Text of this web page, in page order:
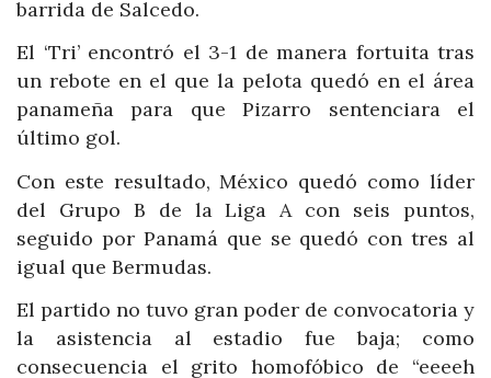
barrida de Salcedo.
El ‘Tri’ encontró el 3-1 de manera fortuita tras
un rebote en el que la pelota quedó en el área
panameña para que Pizarro sentenciara el
último gol.
Con este resultado, México quedó como líder
del Grupo B de la Liga A con seis puntos,
seguido por Panamá que se quedó con tres al
igual que Bermudas.
El partido no tuvo gran poder de convocatoria y
la asistencia al estadio fue baja; como
consecuencia el grito homofóbico de “eeeeh